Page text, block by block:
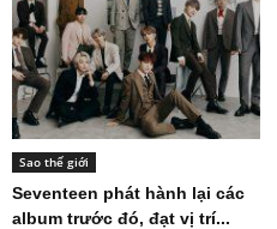
Sao thế giới
Seventeen phát hành lại các
album trước đó, đạt vị trí...